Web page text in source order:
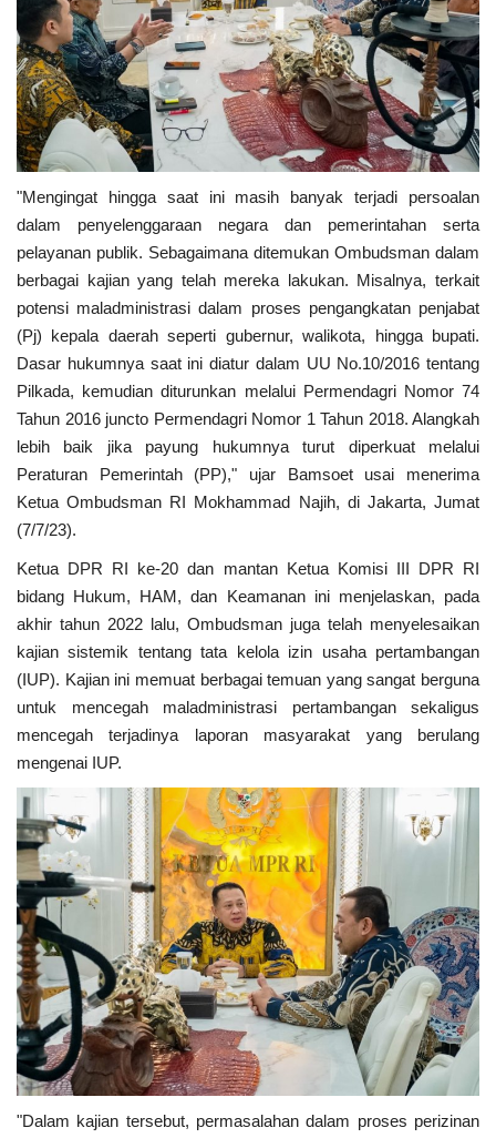
"Mengingat hingga saat ini masih banyak terjadi persoalan
dalam penyelenggaraan negara dan pemerintahan serta
pelayanan publik. Sebagaimana ditemukan Ombudsman dalam
berbagai kajian yang telah mereka lakukan. Misalnya, terkait
potensi maladministrasi dalam proses pengangkatan penjabat
(Pj) kepala daerah seperti gubernur, walikota, hingga bupati.
Dasar hukumnya saat ini diatur dalam UU No.10/2016 tentang
Pilkada, kemudian diturunkan melalui Permendagri Nomor 74
Tahun 2016 juncto Permendagri Nomor 1 Tahun 2018. Alangkah
lebih baik jika payung hukumnya turut diperkuat melalui
Peraturan Pemerintah (PP)," ujar Bamsoet usai menerima
Ketua Ombudsman RI Mokhammad Najih, di Jakarta, Jumat
(7/7/23).
Ketua DPR RI ke-20 dan mantan Ketua Komisi III DPR RI
bidang Hukum, HAM, dan Keamanan ini menjelaskan, pada
akhir tahun 2022 lalu, Ombudsman juga telah menyelesaikan
kajian sistemik tentang tata kelola izin usaha pertambangan
(IUP). Kajian ini memuat berbagai temuan yang sangat berguna
untuk mencegah maladministrasi pertambangan sekaligus
mencegah terjadinya laporan masyarakat yang berulang
mengenai IUP.
"Dalam kajian tersebut, permasalahan dalam proses perizinan